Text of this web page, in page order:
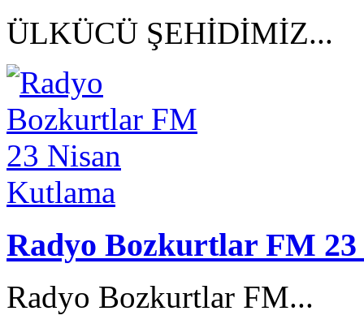
ÜLKÜCÜ ŞEHİDİMİZ...
Radyo Bozkurtlar FM
Radyo Bozkurtlar FM...